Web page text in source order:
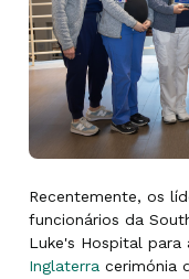
Recentemente, os
funcionários da
Luke's Hospital para
Inglaterra cerimónia